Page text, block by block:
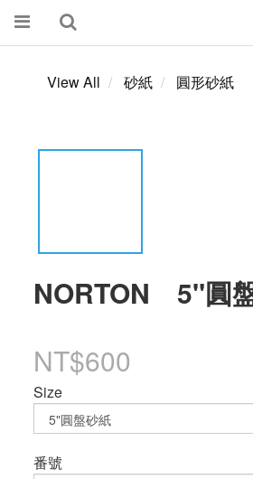
View All 砂紙 圓形砂紙
NORTON 5"圓
NT$600
Size
番號